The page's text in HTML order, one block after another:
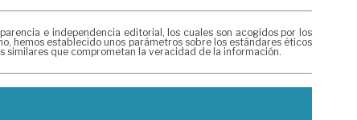
e independencia editorial, los cuales son acogidos por los
hemos establecido unos parámetros sobre los estándares éticos
que comprometan la veracidad de la información.